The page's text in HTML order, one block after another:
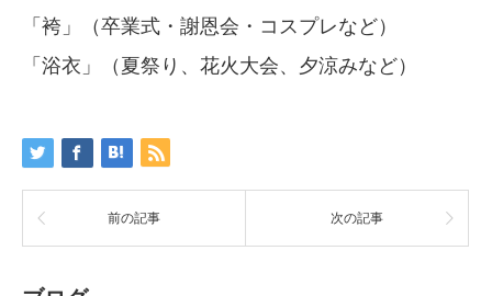
「袴」（卒業式・謝恩会・コスプレなど）
「浴衣」（夏祭り、花火大会、夕涼みなど）
前の記事 次の記事